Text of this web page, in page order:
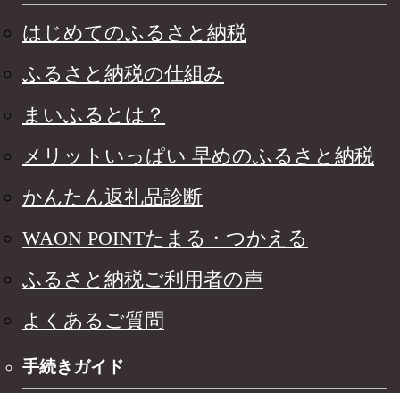
はじめてのふるさと納税
ふるさと納税の仕組み
まいふるとは？
メリットいっぱい 早めのふるさと納税
かんたん返礼品診断
WAON POINTたまる・つかえる
ふるさと納税ご利用者の声
よくあるご質問
手続きガイド